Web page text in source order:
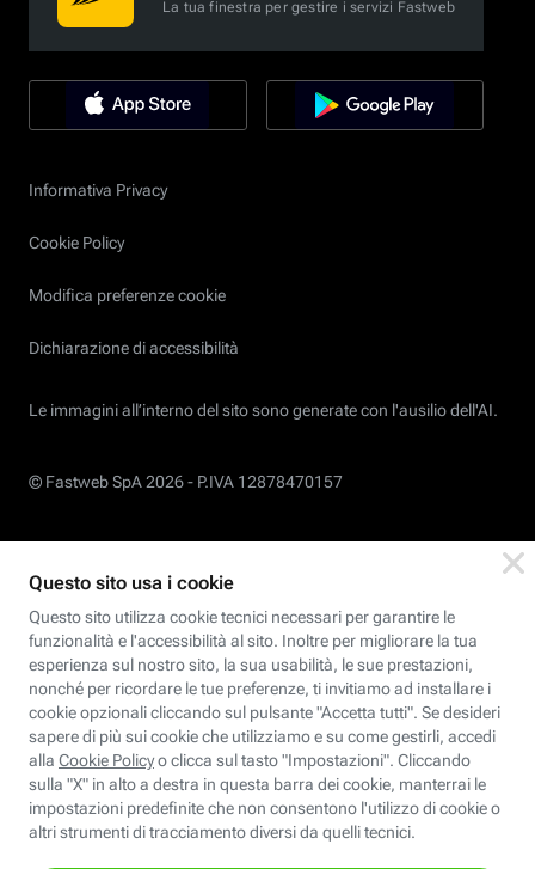
La tua finestra per gestire i servizi Fastweb
Informativa Privacy
Cookie Policy
Modifica preferenze cookie
Dichiarazione di accessibilità
Le immagini all’interno del sito sono generate con l'ausilio dell'AI.
© Fastweb SpA 2026 - P.IVA 12878470157